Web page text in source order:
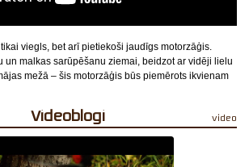
viegls, bet arī pietiekoši jaudīgs motorzāģis.
un malkas sarūpēšanu ziemai, beidzot ar vidēji lielu
mežā – šis motorzāģis būs piemērots ikvienam
videoblogi video